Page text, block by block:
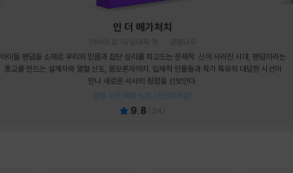
인 더 메가처치
아사이 료 저/송태욱 역
은행나무
아이돌 팬덤을 소재로 우리의 믿음과 집단 심리를 파고드는 문제작. 신이 사라진 시대, 팬덤이라는
종교를 만드는 설계자와 열혈 신도, 음모론자까지. 입체적 인물들과 작가 특유의 대담한 시선이
만나 새로운 서사의 정점을 선보인다.
양장 누드 제본 노트 (포인트차감)
9.8 24